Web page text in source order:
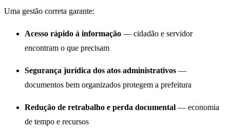
Uma gestão correta garante:
Acesso rápido à informação — cidadão e servidor
encontram o que precisam
Segurança jurídica dos atos administrativos —
documentos bem organizados protegem a prefeitura
Redução de retrabalho e perda documental — economia
de tempo e recursos